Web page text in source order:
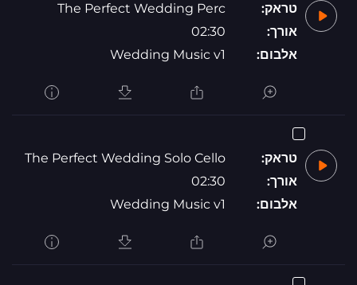
טראק:
The Perfect Wedding Perc
אורך:
02:30
אלבום:
Wedding Music v1
טראק:
The Perfect Wedding Solo Cello
אורך:
02:30
אלבום:
Wedding Music v1